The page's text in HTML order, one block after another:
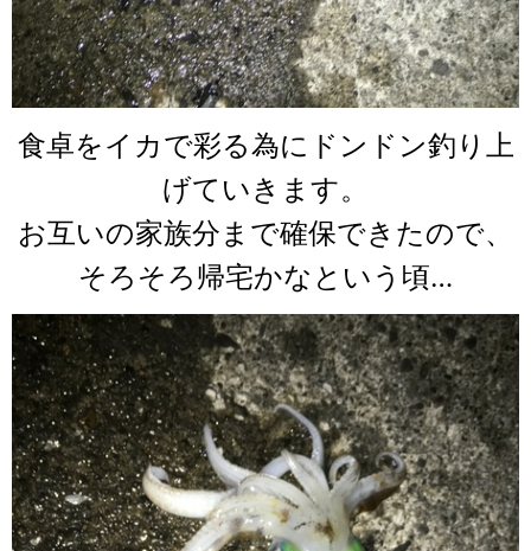
食卓をイカで彩る為にドンドン釣り上
げていきます。
お互いの家族分まで確保できたので、
そろそろ帰宅かなという頃…